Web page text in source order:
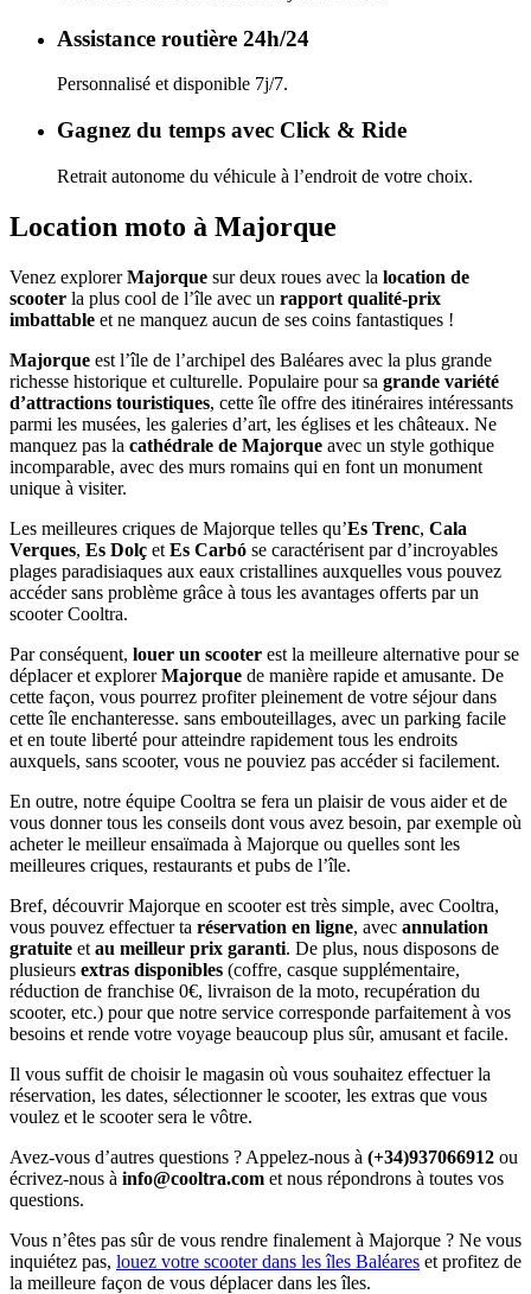
Assistance routière 24h/24
Personnalisé et disponible 7j/7.
Gagnez du temps avec Click & Ride
Retrait autonome du véhicule à l’endroit de votre choix.
Location moto à Majorque
Venez explorerMajorque sur deux roues avec la location de
scooter la plus cool de l’île avec un rapport qualité-prix
imbattable et ne manquez aucun de ses coins fantastiques !
Majorque est l’île de l’archipel des Baléares avec la plus grande
richesse historique et culturelle. Populaire pour sa grande variété
d’attractions touristiques, cette île offre des itinéraires intéressants
parmi les musées, les galeries d’art, les églises et les châteaux. Ne
manquez pas la cathédrale de Majorque avec un style gothique
incomparable, avec des murs romains qui en font un monument
unique à visiter.
Les meilleures criques de Majorque telles qu’Es Trenc, Cala
Verques, Es Dolç et Es Carbó se caractérisent par d’incroyables
plages paradisiaques aux eaux cristallines auxquelles vous pouvez
accéder sans problème grâce à tous les avantages offerts par un
scooter Cooltra.
Par conséquent, louer un scooter est la meilleure alternative pour se
déplacer et explorerMajorque de manière rapide et amusante. De
cette façon, vous pourrez profiter pleinement de votre séjour dans
cette île enchanteresse. sans embouteillages, avec un parking facile
et en toute liberté pour atteindre rapidement tous les endroits
auxquels, sans scooter, vous ne pouviez pas accéder si facilement.
En outre, notre équipe Cooltra se fera un plaisir de vous aider et de
vous donner tous les conseils dont vous avez besoin, par exemple où
acheter le meilleur ensaïmada à Majorque ou quelles sont les
meilleures criques, restaurants et pubs de l’île.
Bref, découvrir Majorque en scooter est très simple, avec Cooltra,
vous pouvez effectuer ta réservation en ligne, avec annulation
gratuite et au meilleur prix garanti. De plus, nous disposons de
plusieurs extras disponibles (coffre, casque supplémentaire,
réduction de franchise 0€, livraison de la moto, recupération du
scooter, etc.) pour que notre service corresponde parfaitement à vos
besoins et rende votre voyage beaucoup plus sûr, amusant et facile.
Il vous suffit de choisir le magasin où vous souhaitez effectuer la
réservation, les dates, sélectionner le scooter, les extras que vous
voulez et le scooter sera le vôtre.
Avez-vous d’autres questions ? Appelez-nous à (+34)937066912 ou
écrivez-nous à info@cooltra.com et nous répondrons à toutes vos
questions.
Vous n’êtes pas sûr de vous rendre finalement à Majorque ? Ne vous
inquiétez pas, louez votre scooter dans les îles Baléares et profitez de
la meilleure façon de vous déplacer dans les îles.